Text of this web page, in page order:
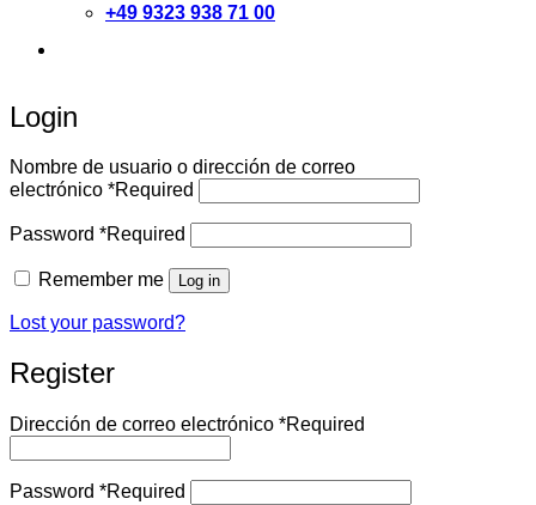
+49 9323 938 71 00
Login
Nombre de usuario o dirección de correo
electrónico *Required
Password *Required
Remember me Log in
Lost your password?
Register
Dirección de correo electrónico *Required
Password *Required